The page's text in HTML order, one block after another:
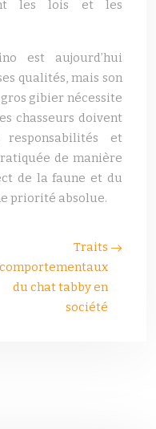
les lois et les
est aujourd’hui
qualités, mais son
gibier nécessite
chasseurs doivent
et
de manière
de la faune et du
priorité absolue.
Traits
comportementaux
du chat tabby en
société